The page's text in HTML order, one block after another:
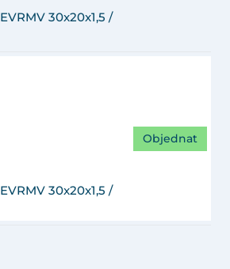
EVRMV 30x20x1,5 /
EVRMV 30x20x1,5 /
Objednat